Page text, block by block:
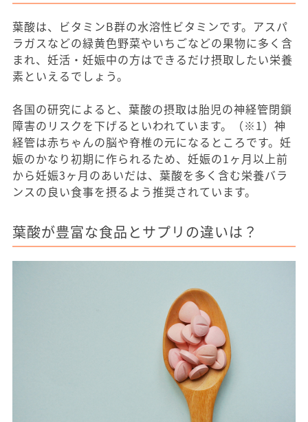
葉酸は、ビタミンB群の水溶性ビタミンです。アスパ
ラガスなどの緑黄色野菜やいちごなどの果物に多く含
まれ、妊活・妊娠中の方はできるだけ摂取したい栄養
素といえるでしょう。
各国の研究によると、葉酸の摂取は胎児の神経管閉鎖
障害のリスクを下げるといわれています。（※1）神
経管は赤ちゃんの脳や脊椎の元になるところです。妊
娠のかなり初期に作られるため、妊娠の1ヶ月以上前
から妊娠3ヶ月のあいだは、葉酸を多く含む栄養バラ
ンスの良い食事を摂るよう推奨されています。
葉酸が豊富な食品とサプリの違いは？